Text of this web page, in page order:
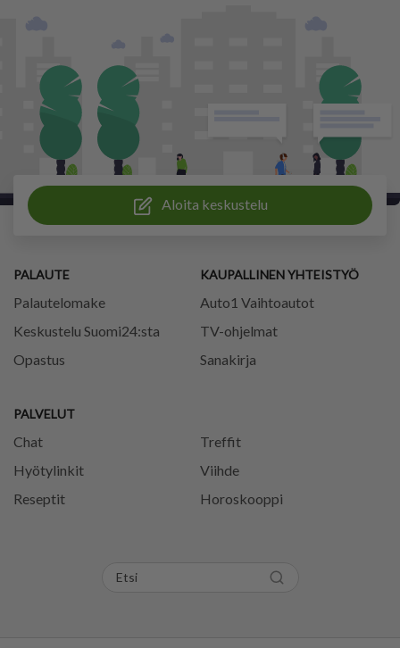
Aloita keskustelu
PALAUTE
Palautelomake
Keskustelu Suomi24:sta
Opastus
PALVELUT
Chat
Treffit
Hyötylinkit
Viihde
Reseptit
Horoskooppi
KAUPALLINEN YHTEISTYÖ
Auto1 Vaihtoautot
TV-ohjelmat
Sanakirja